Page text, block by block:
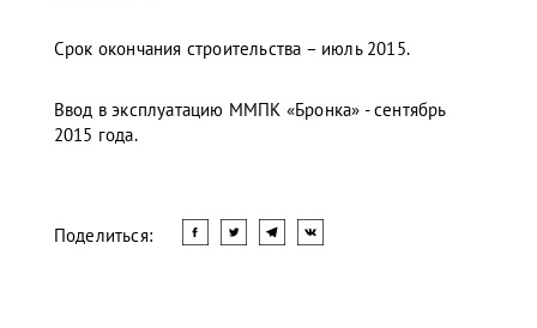
Срок окончания строительства – июль 2015.
Ввод в эксплуатацию ММПК «Бронка» - сентябрь
2015 года.
Поделиться: